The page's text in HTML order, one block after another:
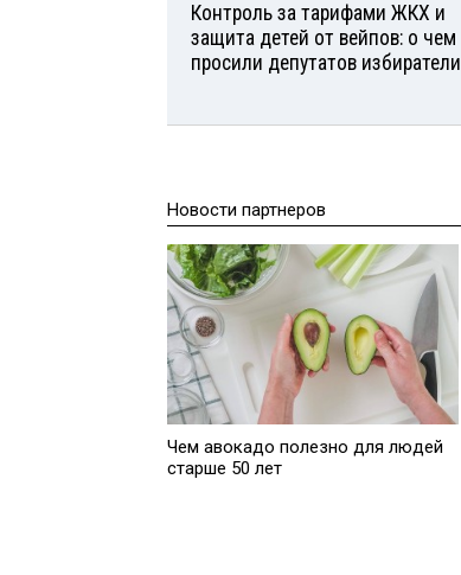
Контроль за тарифами ЖКХ и
защита детей от вейпов: о чем
просили депутатов избиратели
Новости партнеров
Чем авокадо полезно для людей
старше 50 лет